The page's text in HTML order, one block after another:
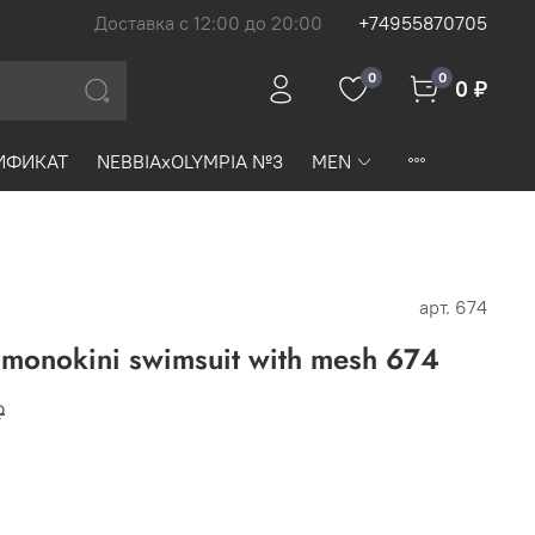
Доставка с 12:00 до 20:00 +74955870705
0 0 0 ₽
NEBBIAxOLYMPIA №3 MEN
арт. 674
swimsuit with mesh 674